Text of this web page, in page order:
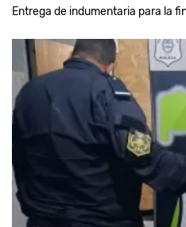
Entrega de indumentaria para la